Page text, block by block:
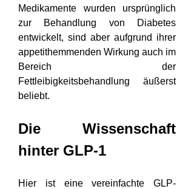
Medikamente wurden ursprünglich
zur Behandlung von Diabetes
entwickelt, sind aber aufgrund ihrer
appetithemmenden Wirkung auch im
Bereich der
Fettleibigkeitsbehandlung äußerst
beliebt.
Die Wissenschaft
hinter GLP-1
Hier ist eine vereinfachte GLP-